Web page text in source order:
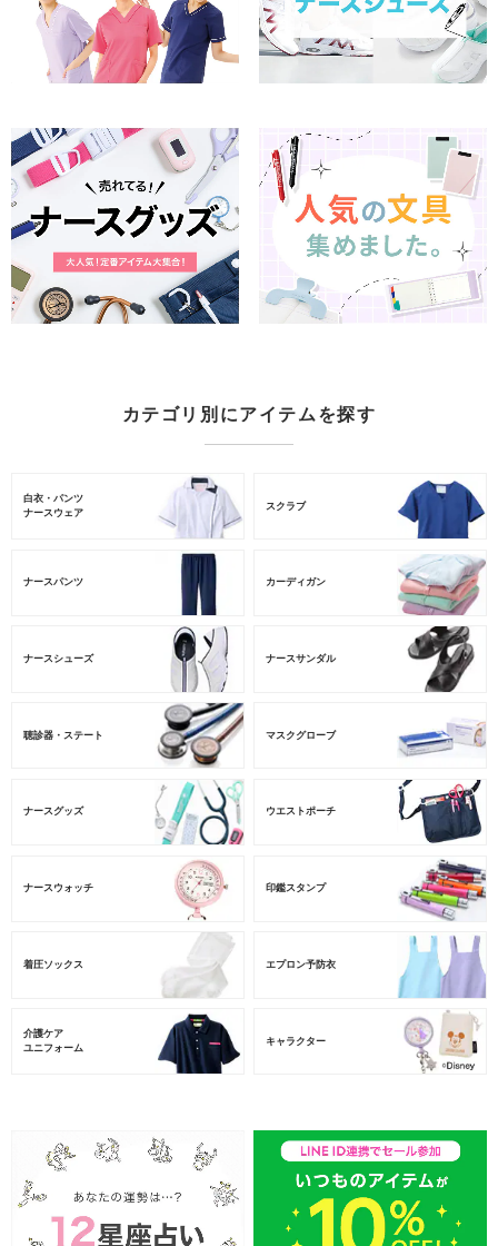
カテゴリ別にアイテムを探す
白衣・パンツ
ナースウェア
スクラブ
ナースパンツ カーディガン
ナースシューズ ナースサンダル
聴診器・ステート マスクグローブ
ナースグッズ ウエストポーチ
ナースウォッチ 印鑑スタンプ
着圧ソックス エプロン予防衣
介護ケア
ユニフォーム
キャラクター